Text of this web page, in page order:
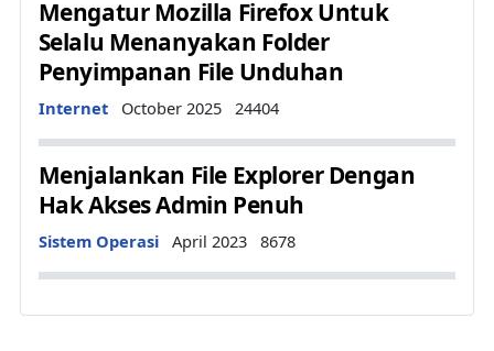
Mengatur Mozilla Firefox Untuk
Selalu Menanyakan Folder
Penyimpanan File Unduhan
Details
Internet October 2025 24404
Menjalankan File Explorer Dengan
Hak Akses Admin Penuh
Details
Sistem Operasi April 2023 8678